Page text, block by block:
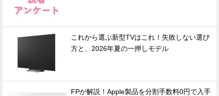
これから選ぶ新型TVはこれ！失敗しない選び
方と、2026年夏の一押しモデル
FPが解説！Apple製品を分割手数料0円で入手